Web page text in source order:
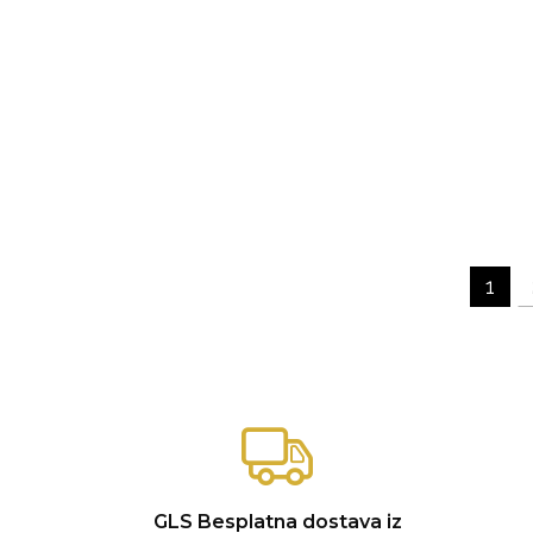
1
GLS Besplatna dostava iz